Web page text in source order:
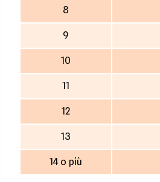
8
9
10
11
12
13
14 o più